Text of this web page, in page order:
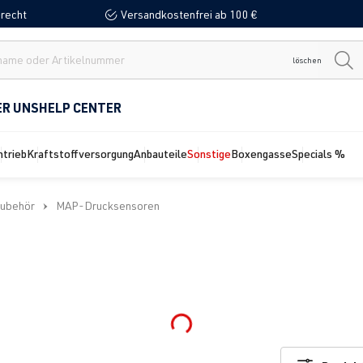
Versandkostenfrei ab 100 €
löschen
UNSHELP CENTER
KraftstoffversorgungAnbauteileSonstigeBoxengasseSpecials %
MAP-Drucksensoren
Loading...